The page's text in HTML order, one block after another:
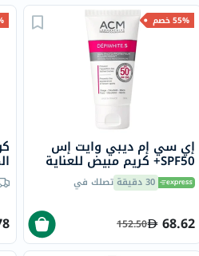
55% خصم
إي سي إم ديبي وايت إس
SPF50+ كريم مبيض للعناية
بالبشرة 50 مل30 دقيقة تصلك في
68.62
152.50